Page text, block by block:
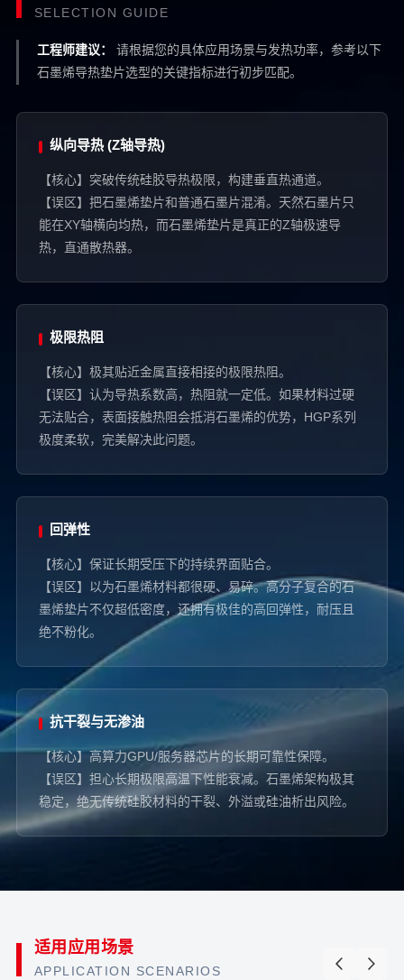
SELECTION GUIDE
工程师建议：
请根据您的具体应用场景与发热功率，参考以下
石墨烯导热垫片选型的关键指标进行初步匹配。
纵向导热 (Z轴导热)
【核心】突破传统硅胶导热极限，构建垂直热通道。
【误区】把石墨烯垫片和普通石墨片混淆。天然石墨片只
能在XY轴横向均热，而石墨烯垫片是真正的Z轴极速导
热，直通散热器。
极限热阻
【核心】极其贴近金属直接相接的极限热阻。
【误区】认为导热系数高，热阻就一定低。如果材料过硬
无法贴合，表面接触热阻会抵消石墨烯的优势，HGP系列
极度柔软，完美解决此问题。
回弹性
【核心】保证长期受压下的持续界面贴合。
【误区】以为石墨烯材料都很硬、易碎。高分子复合的石
墨烯垫片不仅超低密度，还拥有极佳的高回弹性，耐压且
绝不粉化。
抗干裂与无渗油
【核心】高算力GPU/服务器芯片的长期可靠性保障。
【误区】担心长期极限高温下性能衰减。石墨烯架构极其
稳定，绝无传统硅胶材料的干裂、外溢或硅油析出风险。
适用应用场景
APPLICATION SCENARIOS